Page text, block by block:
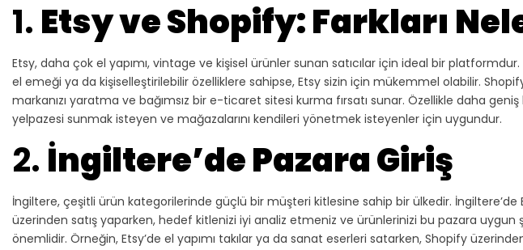
1. Etsy ve Shopify: Farkları
Etsy, daha çok el yapımı, vintage ve kişisel ürünler sunan satıcılar için ideal bir platformdur.
el emeği ya da kişiselleştirilebilir özelliklere sahipse, Etsy sizin için mükemmel olabilir.
markanızı yaratma ve bağımsız bir e-ticaret sitesi kurma fırsatı sunar. Özellikle daha
yelpazesi sunmak isteyen ve mağazalarını kendileri yönetmek isteyenler için uygundur.
2. İngiltere’de Pazara Giriş
İngiltere, çeşitli ürün kategorilerinde güçlü bir müşteri kitlesine sahip bir ülkedir. İngiltere’de
üzerinden satış yaparken, hedef kitlenizi iyi analiz etmeniz ve ürünlerinizi bu pazara uygun
önemlidir. Örneğin, Etsy’de el yapımı takılar ya da sanat eserleri satarken, Shopify